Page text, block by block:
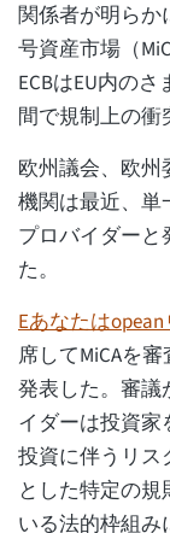
関係者が明らか
号資産市場（
ECBはEU内の
間で規制上の衝
欧州議会、欧
機関は最近、単
プロバイダーと
た。
Eあなたはopean
席してMiCAを
発表した。審議
イダーは投資
投資に伴うリス
とした特定の
いる法的枠組み